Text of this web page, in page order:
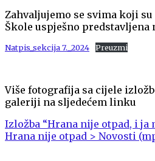
Zahvaljujemo se svima koji
Škole uspješno predstavljena
Natpis_sekcija 7._2024 Preuzmi
Više fotografija sa cijele
galeriji na sljedećem linku
Izložba “Hrana nije otpad, i ja
Hrana nije otpad > Novosti